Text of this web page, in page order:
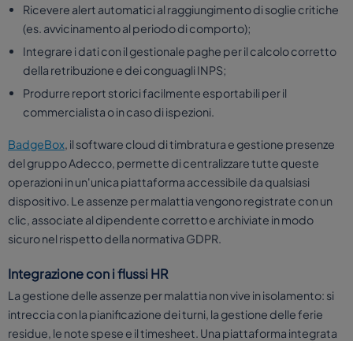
Ricevere alert automatici al raggiungimento di soglie critiche
(es. avvicinamento al periodo di comporto);
Integrare i dati con il gestionale paghe per il calcolo corretto
della retribuzione e dei conguagli INPS;
Produrre report storici facilmente esportabili per il
commercialista o in caso di ispezioni.
BadgeBox, il software cloud di timbratura e gestione presenze
del gruppo Adecco, permette di centralizzare tutte queste
operazioni in un'unica piattaforma accessibile da qualsiasi
dispositivo. Le assenze per malattia vengono registrate con un
clic, associate al dipendente corretto e archiviate in modo
sicuro nel rispetto della normativa GDPR.
Integrazione con i flussi HR
La gestione delle assenze per malattia non vive in isolamento: si
intreccia con la pianificazione dei turni, la gestione delle ferie
residue, le note spese e il timesheet. Una piattaforma integrata